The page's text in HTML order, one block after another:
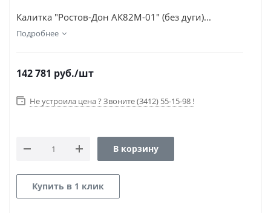
Калитка "Ростов-Дон АК82М-01" (без дуги)...
Подробнее
142 781 руб./шт
Не устроила цена ? Звоните (3412) 55-15-98 !
В корзину
Купить в 1 клик